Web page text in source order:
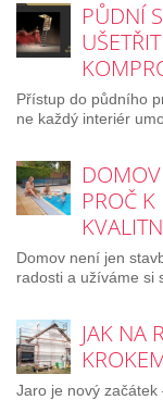
PŮDNÍ
Přístup do půdního
ne každý interiér
PROČ
Domov není jen
radosti a užíváme si
JAK NA
Jaro je nový začátek